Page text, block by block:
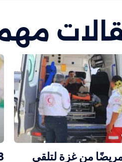
38 مريضًا من غزة لتلقي